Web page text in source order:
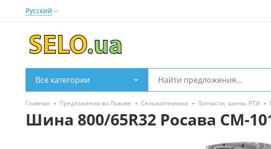
Русский
Все категории
Главная Предложения во Львове Сельхозтехника Запчасти, шины, РТИ
Шина 800/65R32 Росава СМ-